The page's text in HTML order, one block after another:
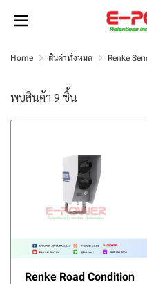
Home สินค้าทั้งหมด Renke
พบสินค้า 9 ชิ้น
Renke Road Condition